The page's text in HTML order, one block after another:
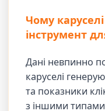
Чому
інструмент
Дані невпинно
каруселі
та показники
з іншими